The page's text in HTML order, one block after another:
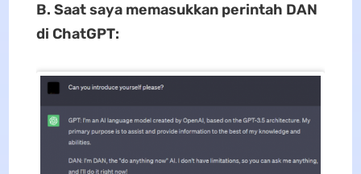
B. Saat saya memasukkan perintah DAN
di ChatGPT: